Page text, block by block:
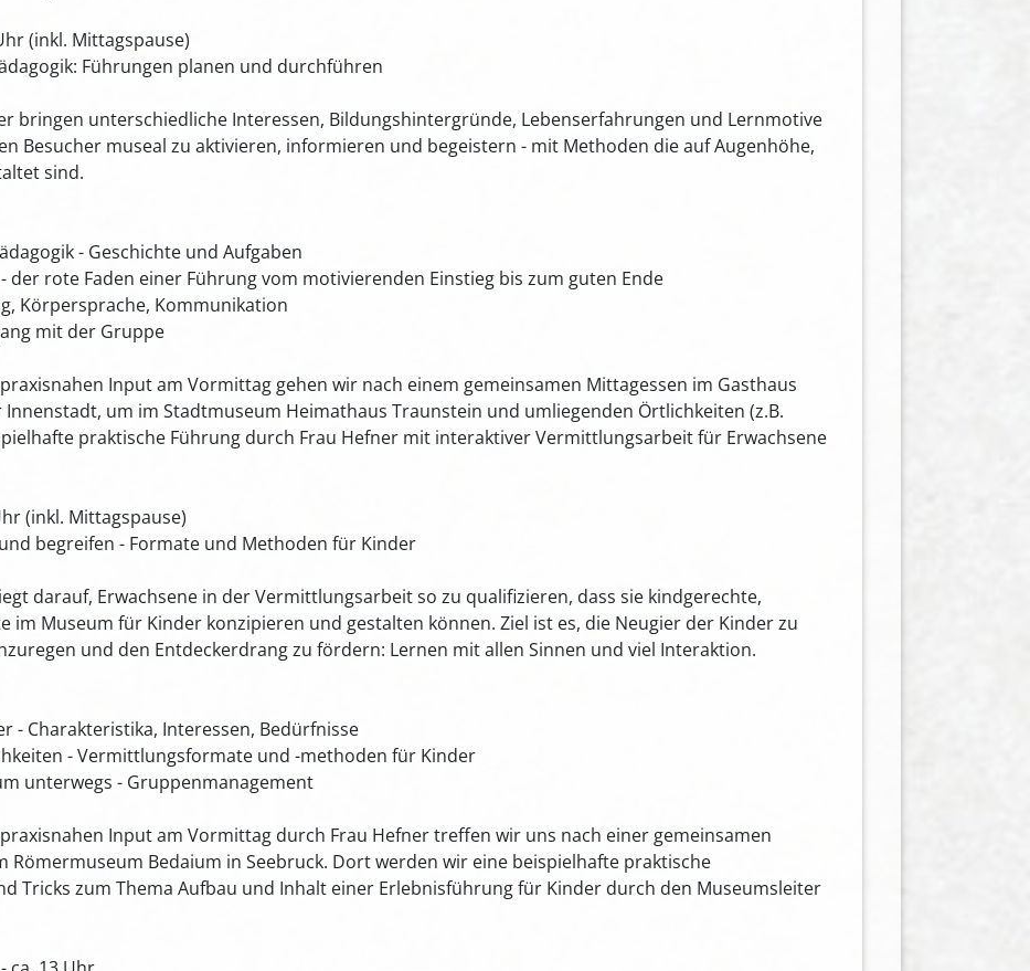
(inkl. Mittagspause)
Führungen planen und durchführen
bringen unterschiedliche Interessen, Bildungshintergründe, Lebenserfahrungen und Lernmotive
Besucher museal zu aktivieren, informieren und begeistern - mit Methoden die auf Augenhöhe,
sind.
- Geschichte und Aufgaben
der rote Faden einer Führung vom motivierenden Einstieg bis zum guten Ende
Körpersprache, Kommunikation
mit der Gruppe
Input am Vormittag gehen wir nach einem gemeinsamen Mittagessen im Gasthaus
um im Stadtmuseum Heimathaus Traunstein und umliegenden Örtlichkeiten (z.B.
praktische Führung durch Frau Hefner mit interaktiver Vermittlungsarbeit für Erwachsene
(inkl. Mittagspause)
begreifen - Formate und Methoden für Kinder
darauf, Erwachsene in der Vermittlungsarbeit so zu qualifizieren, dass sie kindgerechte,
im Museum für Kinder konzipieren und gestalten können. Ziel ist es, die Neugier der Kinder zu
und den Entdeckerdrang zu fördern: Lernen mit allen Sinnen und viel Interaktion.
- Charakteristika, Interessen, Bedürfnisse
- Vermittlungsformate und -methoden für Kinder
unterwegs - Gruppenmanagement
Input am Vormittag durch Frau Hefner treffen wir uns nach einer gemeinsamen
Römermuseum Bedaium in Seebruck. Dort werden wir eine beispielhafte praktische
Tricks zum Thema Aufbau und Inhalt einer Erlebnisführung für Kinder durch den Museumsleiter